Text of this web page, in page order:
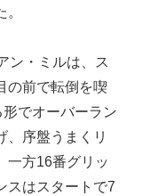
ン・ミルは、ス
の前で転倒を喫
でオーバーラン
、序盤うまくリ
一方16番グリッ
スはスタートで7